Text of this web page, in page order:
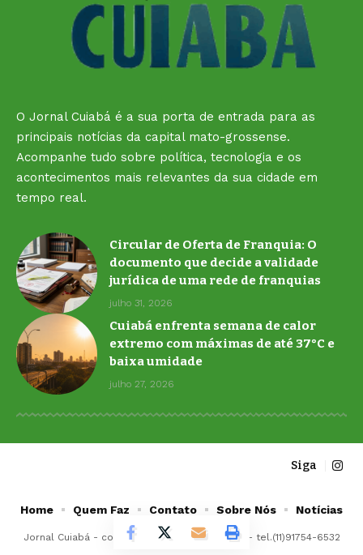
O Jornal Cuiabá é a sua porta de entrada para as
principais notícias da capital mato-grossense.
Acompanhe tudo sobre política, tecnologia e os
acontecimentos mais relevantes da sua cidade em
tempo real.
Circular de Oferta de Franquia: O
documento que decide a validade
jurídica de uma rede de franquias
julho 31, 2026
Cuiabá enfrenta semana de calor
extremo com máximas de até 37°C e
baixa umidade
julho 27, 2026
Siga
Jornal Cuiabá - contato@jornalcuiaba.com.br - tel.(11)91754-6532
Home Quem Faz Contato Sobre Nós Notícias